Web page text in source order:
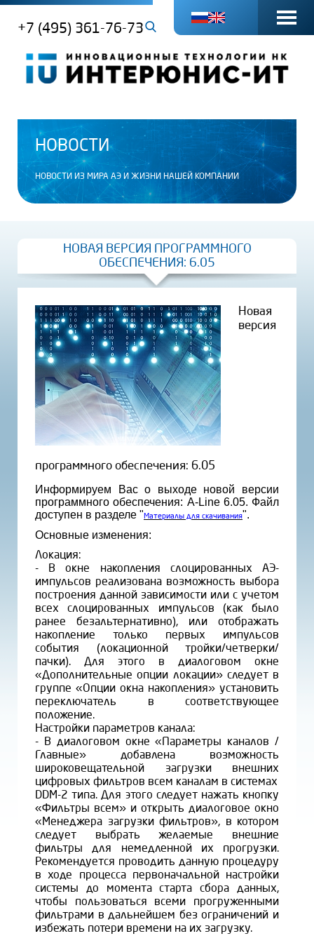
+7 (495) 361-76-73
НОВОСТИ
НОВОСТИ ИЗ МИРА АЭ И ЖИЗНИ НАШЕЙ КОМПАНИИ
НОВАЯ ВЕРСИЯ ПРОГРАММНОГО
ОБЕСПЕЧЕНИЯ: 6.05
Новая
версия
программного обеспечения: 6.05
Информируем Вас о выходе новой версии
программного обеспечения: A-Line 6.05. Файл
доступен в разделе " Материалы для скачивания".
Основные изменения:
Локация:
- В окне накопления слоцированных АЭ-
импульсов реализована возможность выбора
построения данной зависимости или с учетом
всех слоцированных импульсов (как было
ранее безальтернативно), или отображать
накопление только первых импульсов
события (локационной тройки/четверки/
пачки). Для этого в диалоговом окне
«Дополнительные опции локации» следует в
группе «Опции окна накопления» установить
переключатель в соответствующее
положение.
Настройки параметров канала:
- В диалоговом окне «Параметры каналов /
Главные» добавлена возможность
широковещательной загрузки внешних
цифровых фильтров всем каналам в системах
DDM-2 типа. Для этого следует нажать кнопку
«Фильтры всем» и открыть диалоговое окно
«Менеджера загрузки фильтров», в котором
следует выбрать желаемые внешние
фильтры для немедленной их прогрузки.
Рекомендуется проводить данную процедуру
в ходе процесса первоначальной настройки
системы до момента старта сбора данных,
чтобы пользоваться всеми прогруженными
фильтрами в дальнейшем без ограничений и
избежать потери времени на их загрузку.